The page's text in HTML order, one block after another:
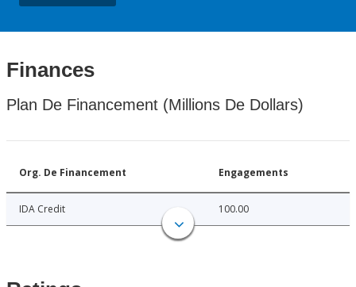
Finances
Plan De Financement (Millions De Dollars)
Org. De Financement Engagements
IDA Credit 100.00